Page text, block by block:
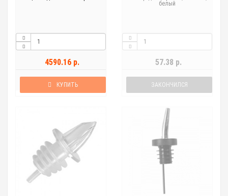
4590.16 р.
КУПИТЬ
белый
57.38 р.
ЗАКОНЧИЛСЯ